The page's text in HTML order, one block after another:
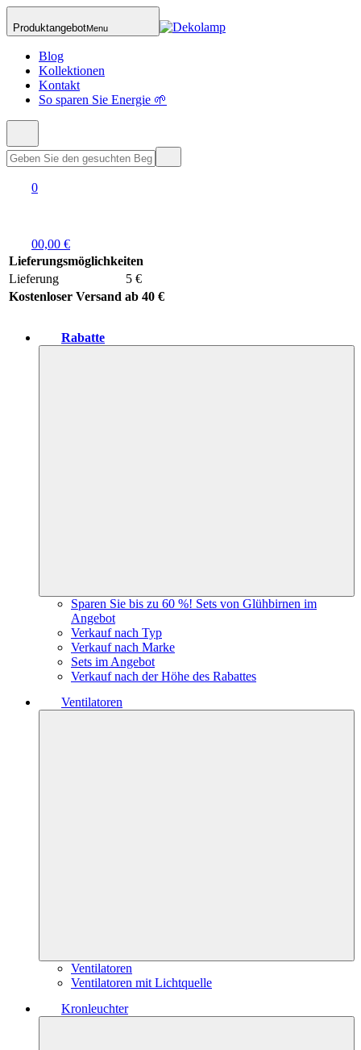
ProduktangebotMenu
Blog
Kollektionen
Kontakt
So sparen Sie Energie 🌱
0
00,00 €
Lieferungsmöglichkeiten
Lieferung
5 €
Kostenloser Versand ab 40 €
Rabatte
Sparen Sie bis zu 60 %! Sets von Glühbirnen im
Angebot
Verkauf nach Typ
Verkauf nach Marke
Sets im Angebot
Verkauf nach der Höhe des Rabattes
Ventilatoren
Ventilatoren
Ventilatoren mit Lichtquelle
Kronleuchter